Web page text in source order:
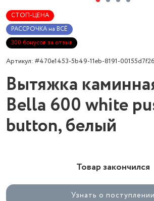
СТОП-ЦЕНА
РАССРОЧКА на ВСЁ
300 бонусов за отзыв
Артикул: #470e1453-5b49-11eb-8191-
Вытяжка
Bella 600 white
button, белый
Товар закончился
Узнать о поступлении